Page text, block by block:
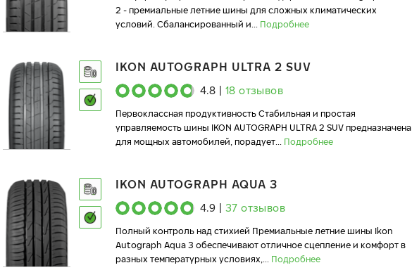
2 - премиальные летние шины для сложных климатических
условий. Сбалансированный и... Подробнее
IKON AUTOGRAPH ULTRA 2 SUV
4.8 18 отзывов
Первоклассная продуктивность Стабильная и простая
управляемость шины IKON AUTOGRAPH ULTRA 2 SUV предназначена
для мощных автомобилей, порадует... Подробнее
IKON AUTOGRAPH AQUA 3
4.9 37 отзывов
Полный контроль над стихией Премиальные летние шины Ikon
Autograph Aqua 3 обеспечивают отличное сцепление и комфорт в
разных температурных условиях,... Подробнее